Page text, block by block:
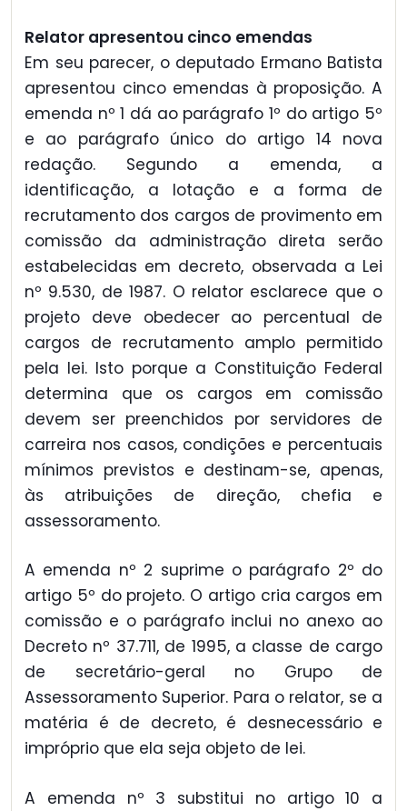
Relator apresentou cinco emendas
Em seu parecer, o deputado Ermano Batista
apresentou cinco emendas à proposição. A
emenda nº 1 dá ao parágrafo 1º do artigo 5º
e ao parágrafo único do artigo 14 nova
redação. Segundo a emenda, a
identificação, a lotação e a forma de
recrutamento dos cargos de provimento em
comissão da administração direta serão
estabelecidas em decreto, observada a Lei
nº 9.530, de 1987. O relator esclarece que o
projeto deve obedecer ao percentual de
cargos de recrutamento amplo permitido
pela lei. Isto porque a Constituição Federal
determina que os cargos em comissão
devem ser preenchidos por servidores de
carreira nos casos, condições e percentuais
mínimos previstos e destinam-se, apenas,
às atribuições de direção, chefia e
assessoramento.
A emenda nº 2 suprime o parágrafo 2º do
artigo 5º do projeto. O artigo cria cargos em
comissão e o parágrafo inclui no anexo ao
Decreto nº 37.711, de 1995, a classe de cargo
de secretário-geral no Grupo de
Assessoramento Superior. Para o relator, se a
matéria é de decreto, é desnecessário e
impróprio que ela seja objeto de lei.
A emenda nº 3 substitui no artigo 10 a